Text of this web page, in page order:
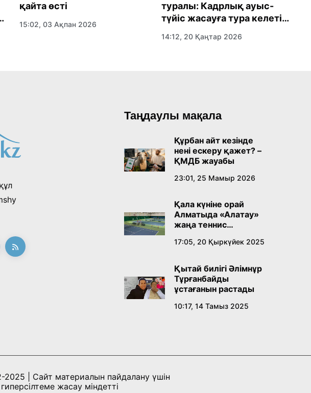
қайта өсті
15:02, 03 Ақпан 2026
туралы: Кадрлық ауыс-
түйіс жасауға тура келетін
14:12, 20 Қаңтар 2026
Таңдаулы мақала
Құрбан айт кезінде
нені ескеру қажет? –
ҚМДБ жауабы
23:01, 25 Мамыр 2026
Қала күніне орай
Алматыда «Алатау»
жаңа теннис
17:05, 20 Қыркүйек 2025
Қытай билігі Әлімнұр
Тұрғанбайды
ұстағанын растады
10:17, 14 Тамыз 2025
| Сайт материалын пайдалану үшін
жасау міндетті